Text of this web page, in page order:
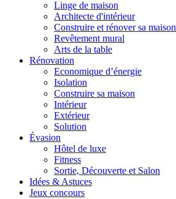
Linge de maison
Architecte d'intérieur
Construire et rénover sa maison
Revêtement mural
Arts de la table
Rénovation
Economique d’énergie
Isolation
Construire sa maison
Intérieur
Extérieur
Solution
Évasion
Hôtel de luxe
Fitness
Sortie, Découverte et Salon
Idées & Astuces
Jeux concours